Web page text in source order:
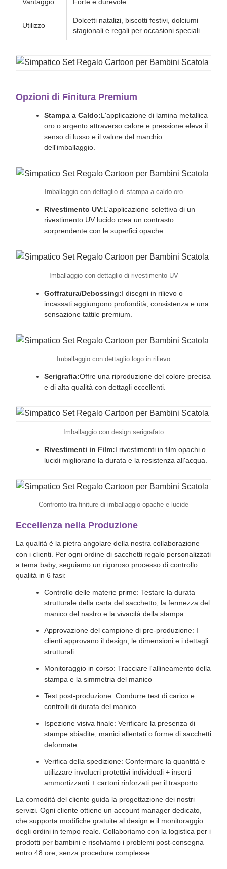
Utilizzo
Dolcetti natalizi, biscotti festivi, dolciumi
stagionali e regali per occasioni speciali
Opzioni di Finitura Premium
Stampa a Caldo:L'applicazione di lamina metallica
oro o argento attraverso calore e pressione eleva il
senso di lusso e il valore del marchio
dell'imballaggio.
Imballaggio con dettaglio di stampa a caldo oro
Rivestimento UV:L'applicazione selettiva di un
rivestimento UV lucido crea un contrasto
sorprendente con le superfici opache.
Imballaggio con dettaglio di rivestimento UV
Goffratura/Debossing:I disegni in rilievo o
incassati aggiungono profondità, consistenza e una
sensazione tattile premium.
Imballaggio con dettaglio logo in rilievo
Serigrafia:Offre una riproduzione del colore precisa
e di alta qualità con dettagli eccellenti.
Imballaggio con design serigrafato
Rivestimenti in Film:I rivestimenti in film opachi o
lucidi migliorano la durata e la resistenza all'acqua.
Confronto tra finiture di imballaggio opache e lucide
Eccellenza nella Produzione
La qualità è la pietra angolare della nostra collaborazione
con i clienti. Per ogni ordine di sacchetti regalo personalizzati
a tema baby, seguiamo un rigoroso processo di controllo
qualità in 6 fasi:
Controllo delle materie prime: Testare la durata
strutturale della carta del sacchetto, la fermezza del
manico del nastro e la vivacità della stampa
Approvazione del campione di pre-produzione: I
clienti approvano il design, le dimensioni e i dettagli
strutturali
Monitoraggio in corso: Tracciare l'allineamento della
stampa e la simmetria del manico
Test post-produzione: Condurre test di carico e
controlli di durata del manico
Ispezione visiva finale: Verificare la presenza di
stampe sbiadite, manici allentati o forme di sacchetti
deformate
Verifica della spedizione: Confermare la quantità e
utilizzare involucri protettivi individuali + inserti
ammortizzanti + cartoni rinforzati per il trasporto
La comodità del cliente guida la progettazione dei nostri
servizi. Ogni cliente ottiene un account manager dedicato,
che supporta modifiche gratuite al design e il monitoraggio
degli ordini in tempo reale. Collaboriamo con la logistica per i
prodotti per bambini e risolviamo i problemi post-consegna
entro 48 ore, senza procedure complesse.